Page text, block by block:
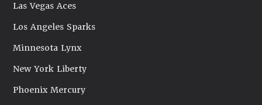
Las Vegas Aces
Los Angeles Sparks
Minnesota Lynx
New York Liberty
Phoenix Mercury